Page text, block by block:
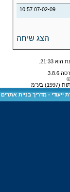
07-02-09
10:57
הצג שיחה
21:33
בע"מ
ייעודי -מדריך בניית אתרים